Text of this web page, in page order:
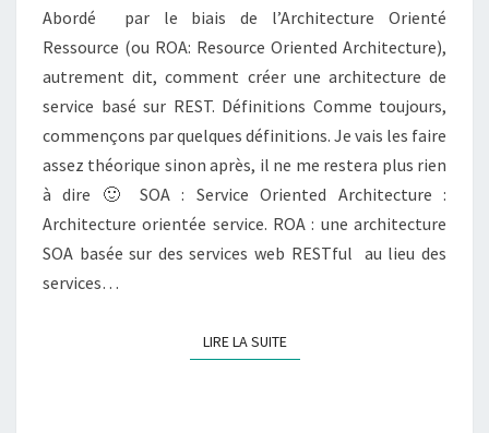
Abordé par le biais de l’Architecture Orienté
Ressource (ou ROA: Resource Oriented Architecture),
autrement dit, comment créer une architecture de
service basé sur REST. Définitions Comme toujours,
commençons par quelques définitions. Je vais les faire
assez théorique sinon après, il ne me restera plus rien
à dire 🙂 SOA : Service Oriented Architecture :
Architecture orientée service. ROA : une architecture
SOA basée sur des services web RESTful au lieu des
services…
LIRE LA SUITELIRE LA SUITE